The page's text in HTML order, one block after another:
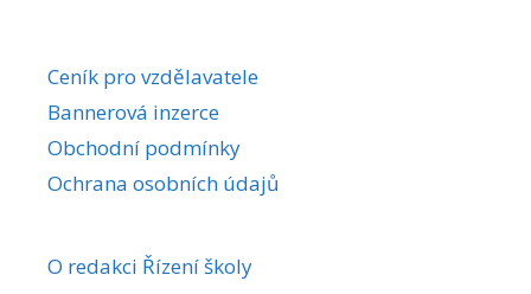
Ceník pro vzdělavatele
Bannerová inzerce
Obchodní podmínky
Ochrana osobních údajů
O redakci Řízení školy